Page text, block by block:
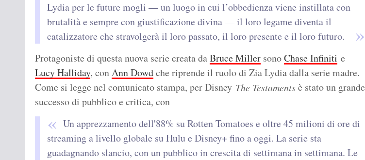
Lydia per le future mogli — un luogo in cui l’obbedienza viene instillata con
brutalità e sempre con giustificazione divina — il loro legame diventa il
catalizzatore che stravolgerà il loro passato, il loro presente e il loro futuro.
Protagoniste di questa nuova serie creata daBruce Miller sonoChase Infiniti e
Lucy Halliday, conAnn Dowdche riprende il ruolo di Zia Lydia dalla serie madre.
Come si legge nel comunicato stampa, per Disney The Testamentsè stato un grande
successo di pubblico e critica, con
Un apprezzamento dell'88% su Rotten Tomatoes e oltre 45 milioni di ore di
streaming a livello globale su Hulu e Disney+ fino a oggi. La serie sta
guadagnando slancio, con un pubblico in crescita di settimana in settimana. Le